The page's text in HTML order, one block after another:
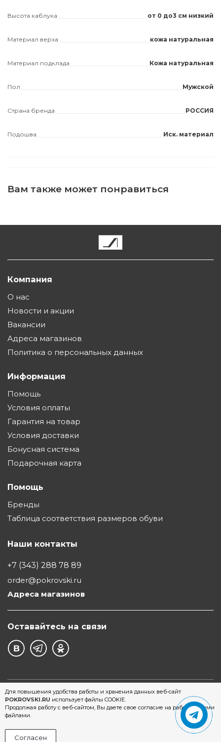
Для повышения удобства работы и хранения данных веб-сайт
POKROVSKI.RU использует файлы COOKIE.
Продолжая работу с веб-сайтом, Вы даете свое согласие на работу с этими
файлами.
Согласен
Высота каблука от 0 до3 см низкий
Материал верха кожа натуральная
Материал подклада Кожа натуральная
Пол Мужской
Страна бренда РОССИЯ
Подошва Иск. материал
Вам также может понравиться
Компания
О нас
Новости и акции
Вакансии
Адреса магазинов
Политика о персональных данных
Информация
Помощь
Условия оплаты
Гарантия на товар
Условия доставки
Бонусная система
Подарочная карта
Помощь
Бренды
Таблица соответствия размеров обуви
Наши контакты
+7 (343) 288 78 89
order@pokrovski.ru
Адреса магазинов
Оставайтесь на связи
©1997 - 2026 Обувной Дом "Покровский" - сеть
магазинов обуви в Екатеринбурге